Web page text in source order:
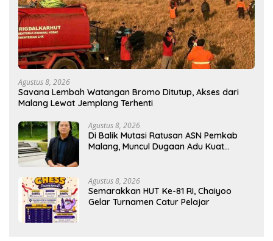
Agustus 8, 2026
Savana Lembah Watangan Bromo Ditutup, Akses dari
Malang Lewat Jemplang Terhenti
Agustus 8, 2026
Di Balik Mutasi Ratusan ASN Pemkab
Malang, Muncul Dugaan Adu Kuat
Agustus 8, 2026
Semarakkan HUT Ke-81 RI, Chaiyoo
Gelar Turnamen Catur Pelajar